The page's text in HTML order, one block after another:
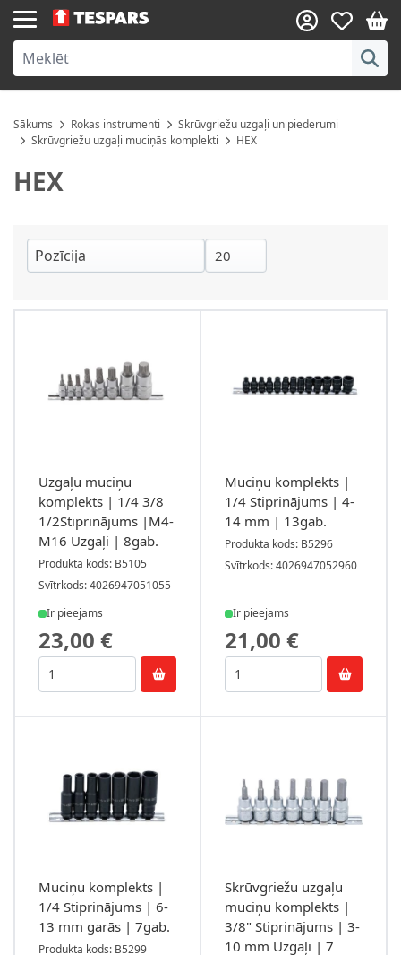
Skip to Content
Sākums Rokas instrumenti
Skrūvgriežu uzgaļi un piederumi
Skrūvgriežu uzgaļi muciņās komplekti
HEX
HEX
Uzgaļu muciņu
komplekts | 1/4 3/8
1/2Stiprinājums |M4-
M16 Uzgaļi | 8gab.
Produkta kods: B5105
Svītrkods: 4026947051055
Ir pieejams
23,00 €
Muciņu komplekts |
1/4 Stiprinājums | 4-
14 mm | 13gab.
Produkta kods: B5296
Svītrkods: 4026947052960
Ir pieejams
21,00 €
Muciņu komplekts |
1/4 Stiprinājums | 6-
13 mm garās | 7gab.
Produkta kods: B5299
Skrūvgriežu uzgaļu
muciņu komplekts |
3/8" Stiprinājums | 3-
10 mm Uzgaļi | 7